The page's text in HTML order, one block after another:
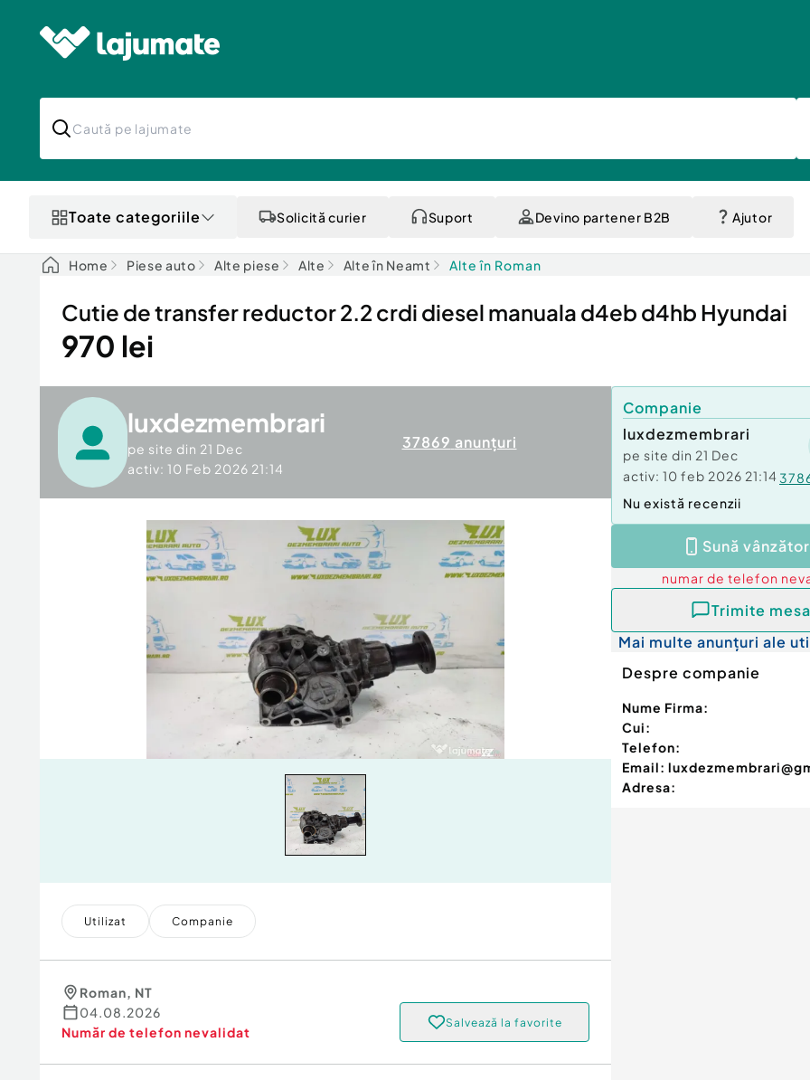
Toate categoriile Solicită curier Suport Devino partener B2B Ajutor
Home Piese auto Alte piese Alte Alte în Neamt Alte în Roman
Cutie de transfer reductor 2.2 crdi diesel manuala d4eb d4hb Hyundai
970 lei
luxdezmembrari
pe site din 21 Dec
activ: 10 Feb 2026 21:14
37869 anunțuri
Utilizat Companie
Roman, NT
04.08.2026
Număr de telefon nevalidat
Salvează la favorite
Companie
luxdezmembrari
pe site din 21 Dec
activ: 10 feb 2026 21:14
Nu există recenzii
Sună
numar de telefon
Trimite
Mai multe anunțuri ale
Despre companie
Nume Firma:
Cui:
Telefon:
Email:
Adresa: